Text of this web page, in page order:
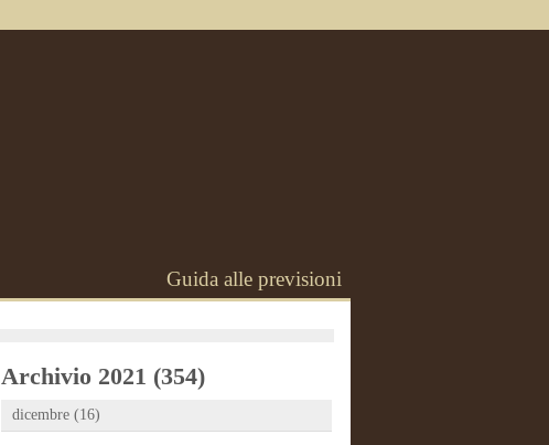
Guida alle previsioni
Archivio 2021 (354)
dicembre (16)